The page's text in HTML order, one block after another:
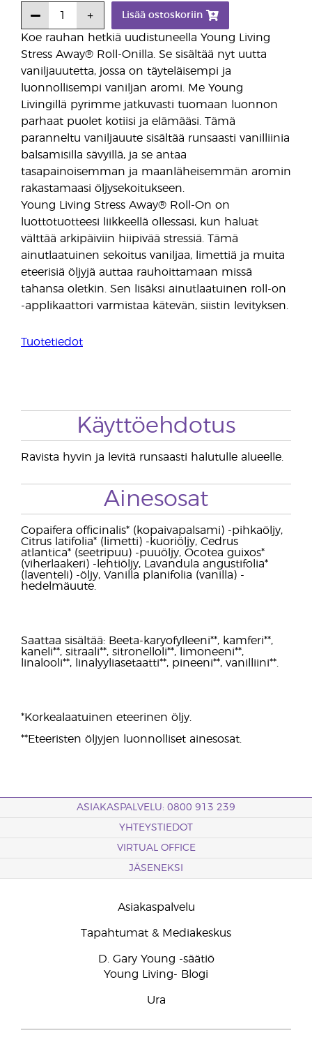
Koe rauhan hetkiä uudistuneella Young Living
Stress Away® Roll-Onilla. Se sisältää nyt uutta
vaniljauutetta, jossa on täyteläisempi ja
luonnollisempi vaniljan aromi. Me Young
Livingillä pyrimme jatkuvasti tuomaan luonnon
parhaat puolet kotiisi ja elämääsi. Tämä
paranneltu vaniljauute sisältää runsaasti vanilliinia
balsamisilla sävyillä, ja se antaa
tasapainoisemman ja maanläheisemmän aromin
rakastamaasi öljysekoitukseen.
Young Living Stress Away® Roll-On on
luottotuotteesi liikkeellä ollessasi, kun haluat
välttää arkipäiviin hiipivää stressiä. Tämä
ainutlaatuinen sekoitus vaniljaa, limettiä ja muita
eteerisiä öljyjä auttaa rauhoittamaan missä
tahansa oletkin. Sen lisäksi ainutlaatuinen roll-on
-applikaattori varmistaa kätevän, siistin levityksen.
Tuotetiedot
Lisää ostoskoriin
Käyttöehdotus
Ravista hyvin ja levitä runsaasti halutulle alueelle.
Ainesosat
Copaifera officinalis* (kopaivapalsami) -pihkaöljy,
Citrus latifolia* (limetti) -kuoriöljy, Cedrus
atlantica* (seetripuu) -puuöljy, Ocotea guixos*
(viherlaakeri) -lehtiöljy, Lavandula angustifolia*
(laventeli) -öljy, Vanilla planifolia (vanilla) -
hedelmäuute.
Saattaa sisältää: Beeta-karyofylleeni**, kamferi**,
kaneli**, sitraali**, sitronelloli**, limoneeni**,
linalooli**, linalyyliasetaatti**, pineeni**, vanilliini**.
*Korkealaatuinen eteerinen öljy.
**Eteeristen öljyjen luonnolliset ainesosat.
ASIAKASPALVELU: 0800 913 239
YHTEYSTIEDOT
VIRTUAL OFFICE
JÄSENEKSI
Asiakaspalvelu
Tapahtumat & Mediakeskus
D. Gary Young -säätiö
Young Living- Blogi
Ura